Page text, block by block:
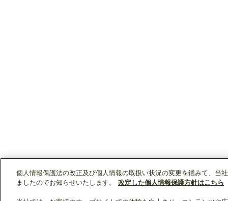
個人情報保護法の改正及び個人情報の取扱い状況の変更を鑑みて、当
ましたのでお知らせいたします。
改定した個人情報保護方針はこちら